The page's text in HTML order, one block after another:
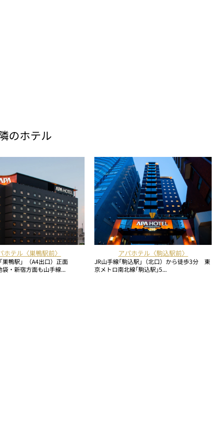
のホテル
ホテル〈巣鴨駅前〉
巣鴨駅」（A4出口）正面
袋・新宿方面も山手線...
アパホテル〈駒込駅前〉
JR山手線｢駒込駅｣（北口）から徒歩3分 東
京メトロ南北線｢駒込駅｣5...